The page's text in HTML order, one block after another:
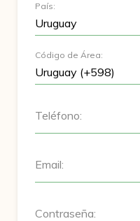
País:
Código de Área:
Teléfono:
Email:
Contraseña: